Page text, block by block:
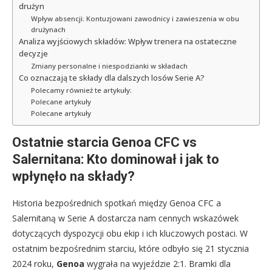
drużyn
Wpływ absencji: Kontuzjowani zawodnicy i zawieszenia w obu
drużynach
Analiza wyjściowych składów: Wpływ trenera na ostateczne
decyzje
Zmiany personalne i niespodzianki w składach
Co oznaczają te składy dla dalszych losów Serie A?
Polecamy również te artykuły:
Polecane artykuły
Polecane artykuły
Ostatnie starcia Genoa CFC vs
Salernitana: Kto dominował i jak to
wpłynęło na składy?
Historia bezpośrednich spotkań między Genoa CFC a
Salernitaną w Serie A dostarcza nam cennych wskazówek
dotyczących dyspozycji obu ekip i ich kluczowych postaci. W
ostatnim bezpośrednim starciu, które odbyło się 21 stycznia
2024 roku, Genoa wygrała na wyjeździe 2:1. Bramki dla